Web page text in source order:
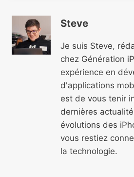
Steve
Je suis Steve,
chez Génération
expérience en
d'applications
est de vous tenir
dernières
évolutions des
vous restiez
la technologie.